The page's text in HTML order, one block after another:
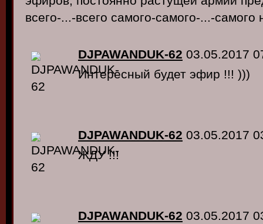
всего-...-всего самого-самого-...-самого
DJPAWANDUK-62 03.05.2017
Интересный будет эфир !!! )))
DJPAWANDUK-62 03.05.2017
ЖДУ !!!
DJPAWANDUK-62 03.05.2017